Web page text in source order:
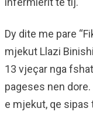
Dy dite me pare
mjekut Llazi
13 vjeçar nga
pageses nen
e mjekut, qe